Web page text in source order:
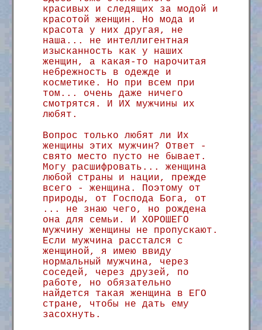
красивых и следящих за модой и
красотой женщин. Но мода и
красота у них другая, не
наша... не интеллигентная
изысканность как у наших
женщин, а какая-то нарочитая
небрежность в одежде и
косметике. Но при всем при
том... очень даже ничего
смотрятся. И ИХ мужчины их
любят.
Вопрос только любят ли Их
женщины этих мужчин? Ответ -
свято место пусто не бывает.
Могу расшифровать... женщина
любой страны и нации, прежде
всего - женщина. Поэтому от
природы, от Господа Бога, от
... не знаю чего, но рождена
она для семьи. И ХОРОШЕГО
мужчину женщины не пропускают.
Если мужчина расстался с
женщиной, я имею ввиду
нормальный мужчина, через
соседей, через друзей, по
работе, но обязательно
найдется такая женщина в ЕГО
стране, чтобы не дать ему
засохнуть.